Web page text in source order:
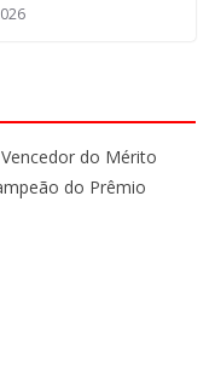
do Mérito
do Prêmio